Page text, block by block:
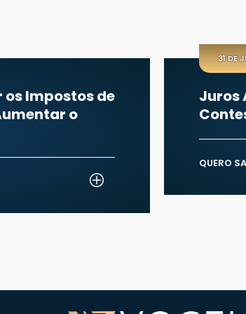
DE JULHO DE 2026
Abusivos: Entenda, Identifique,
e Recupere o Que é Seu